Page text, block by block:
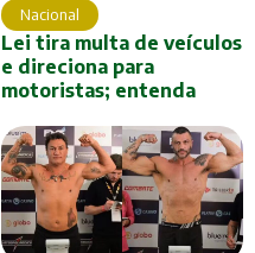
Nacional
Lei tira multa de veículos
e direciona para
motoristas; entenda